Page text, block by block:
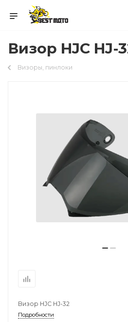
Визор HJC HJ-
Визоры, пинлоки
Визор HJC HJ-32
Подробности